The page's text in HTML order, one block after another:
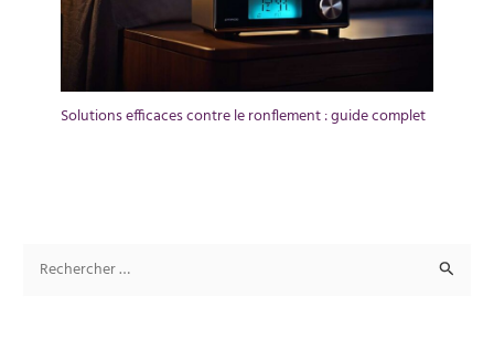
Solutions efficaces contre le ronflement : guide complet